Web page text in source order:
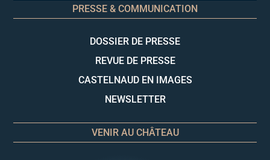
PRESSE & COMMUNICATION
DOSSIER DE PRESSE
REVUE DE PRESSE
CASTELNAUD EN IMAGES
NEWSLETTER
VENIR AU CHÂTEAU